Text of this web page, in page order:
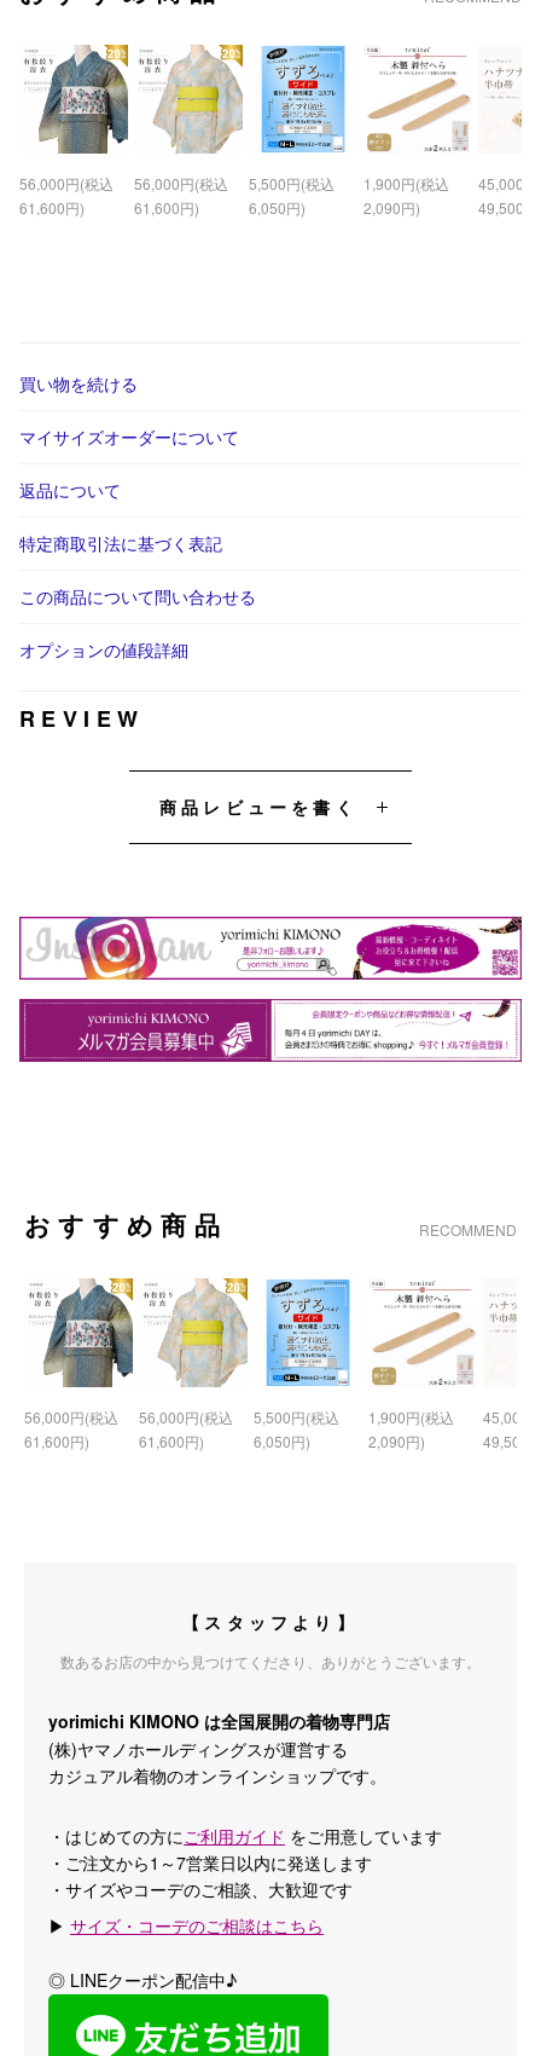
56,000円(税込
61,600円)
56,000円(税込
61,600円)
5,500円(税込
6,050円)
1,900円(税込
2,090円)
45,000
49,500
買い物を続ける
マイサイズオーダーについて
返品について
特定商取引法に基づく表記
この商品について問い合わせる
オプションの値段詳細
REVIEW
商品レビューを書く
おすすめ商品 RECOMMEND
56,000円(税込
61,600円)
56,000円(税込
61,600円)
5,500円(税込
6,050円)
1,900円(税込
2,090円)
45,000
49,500
【スタッフより】
数あるお店の中から見つけてくださり、ありがとうございます。
yorimichi KIMONO は全国展開の着物専門店
(株)ヤマノホールディングスが運営する
カジュアル着物のオンラインショップです。
・はじめての方に ご利用ガイド をご用意しています
・ご注文から1～7営業日以内に発送します
・サイズやコーデのご相談、大歓迎です
▶ サイズ・コーデのご相談はこちら
◎ LINEクーポン配信中♪